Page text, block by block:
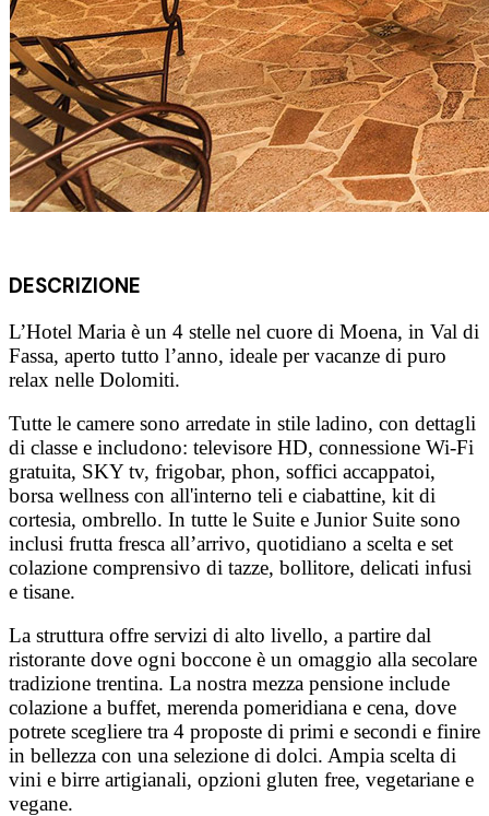
DESCRIZIONE
L’Hotel Maria è un 4 stelle nel cuore di Moena, in Val di
Fassa, aperto tutto l’anno, ideale per vacanze di puro
relax nelle Dolomiti.
Tutte le camere sono arredate in stile ladino, con dettagli
di classe e includono: televisore HD, connessione Wi-Fi
gratuita, SKY tv, frigobar, phon, soffici accappatoi,
borsa wellness con all'interno teli e ciabattine, kit di
cortesia, ombrello. In tutte le Suite e Junior Suite sono
inclusi frutta fresca all’arrivo, quotidiano a scelta e set
colazione comprensivo di tazze, bollitore, delicati infusi
e tisane.
La struttura offre servizi di alto livello, a partire dal
ristorante dove ogni boccone è un omaggio alla secolare
tradizione trentina. La nostra mezza pensione include
colazione a buffet, merenda pomeridiana e cena, dove
potrete scegliere tra 4 proposte di primi e secondi e finire
in bellezza con una selezione di dolci. Ampia scelta di
vini e birre artigianali, opzioni gluten free, vegetariane e
vegane.